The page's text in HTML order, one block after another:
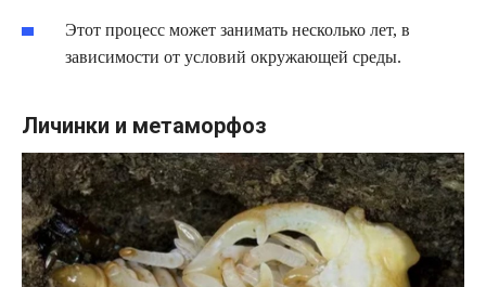
Этот процесс может занимать несколько лет, в
зависимости от условий окружающей среды.
Личинки и метаморфоз